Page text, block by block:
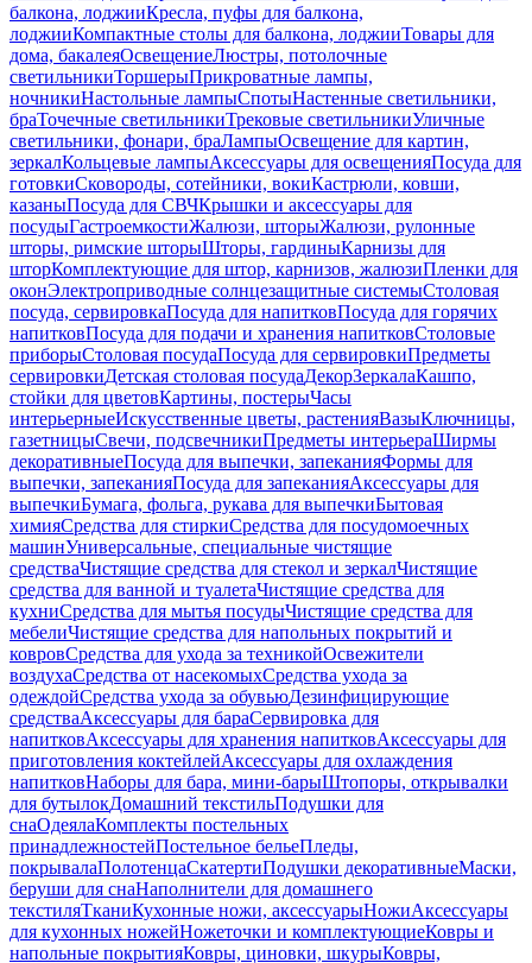
балкона, лоджииКресла, пуфы для балкона,
лоджииКомпактные столы для балкона, лоджииТовары для
дома, бакалеяОсвещениеЛюстры, потолочные
светильникиТоршерыПрикроватные лампы,
ночникиНастольные лампыСпотыНастенные светильники,
браТочечные светильникиТрековые светильникиУличные
светильники, фонари, браЛампыОсвещение для картин,
зеркалКольцевые лампыАксессуары для освещенияПосуда для
готовкиСковороды, сотейники, вокиКастрюли, ковши,
казаныПосуда для СВЧКрышки и аксессуары для
посудыГастроемкостиЖалюзи, шторыЖалюзи, рулонные
шторы, римские шторыШторы, гардиныКарнизы для
шторКомплектующие для штор, карнизов, жалюзиПленки для
оконЭлектроприводные солнцезащитные системыСтоловая
посуда, сервировкаПосуда для напитковПосуда для горячих
напитковПосуда для подачи и хранения напитковСтоловые
приборыСтоловая посудаПосуда для сервировкиПредметы
сервировкиДетская столовая посудаДекорЗеркалаКашпо,
стойки для цветовКартины, постерыЧасы
интерьерныеИскусственные цветы, растенияВазыКлючницы,
газетницыСвечи, подсвечникиПредметы интерьераШирмы
декоративныеПосуда для выпечки, запеканияФормы для
выпечки, запеканияПосуда для запеканияАксессуары для
выпечкиБумага, фольга, рукава для выпечкиБытовая
химияСредства для стиркиСредства для посудомоечных
машинУниверсальные, специальные чистящие
средстваЧистящие средства для стекол и зеркалЧистящие
средства для ванной и туалетаЧистящие средства для
кухниСредства для мытья посудыЧистящие средства для
мебелиЧистящие средства для напольных покрытий и
ковровСредства для ухода за техникойОсвежители
воздухаСредства от насекомыхСредства ухода за
одеждойСредства ухода за обувьюДезинфицирующие
средстваАксессуары для бараСервировка для
напитковАксессуары для хранения напитковАксессуары для
приготовления коктейлейАксессуары для охлаждения
напитковНаборы для бара, мини-барыШтопоры, открывалки
для бутылокДомашний текстильПодушки для
снаОдеялаКомплекты постельных
принадлежностейПостельное бельеПледы,
покрывалаПолотенцаСкатертиПодушки декоративныеМаски,
беруши для снаНаполнители для домашнего
текстиляТканиКухонные ножи, аксессуарыНожиАксессуары
для кухонных ножейНожеточки и комплектующиеКовры и
напольные покрытияКовры, циновки, шкурыКовры,